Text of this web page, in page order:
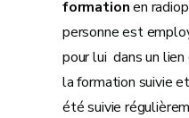
formationen
personne est
pour lui dans un
la formation suivie
été suivie